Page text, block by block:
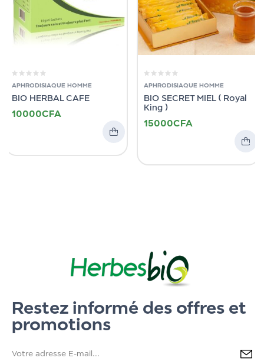
APHRODISIAQUE HOMME
BIO HERBAL CAFE
10000CFA
APHRODISIAQUE HOMME
BIO SECRET MIEL ( Royal
King )
15000CFA
Restez informé des offres et
promotions